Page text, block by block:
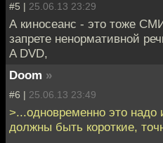
#5 | 25.06.13 23:29
А киносеанс - это тоже
запрете ненормативной
A DVD,
Doom »
#6 | 25.06.13 23:49
>...одновременно это надо
должны быть короткие,